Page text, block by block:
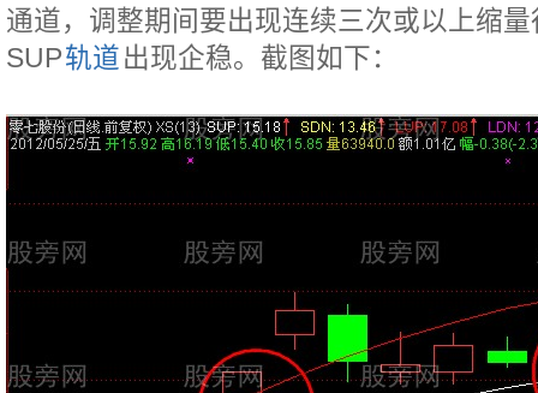
通道，调整期间要出现连续三次或以上缩
SUP轨道出现企稳。截图如下：